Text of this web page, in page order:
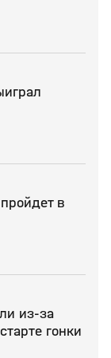
в
из‑за
гонки